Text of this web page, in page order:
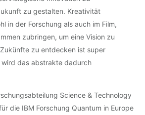
zu gestalten. Kreativität
in der Forschung als auch im Film,
zubringen, um eine Vision zu
zu entdecken ist super
wird das abstrakte dadurch
Science & Technology
die IBM Forschung Quantum in Europe